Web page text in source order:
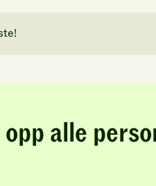
alle